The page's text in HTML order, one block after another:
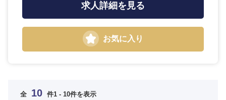
求人詳細を見る
お気に入り
全 10 件1 - 10件を表示